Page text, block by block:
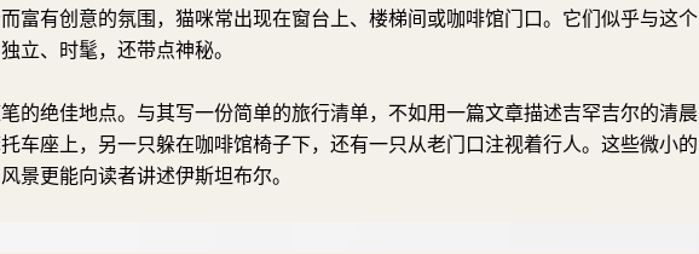
富有创意的氛围，猫咪常出现在窗台上、楼梯间或咖啡馆门口。它们似乎与这个
立、时髦，还带点神秘。
的绝佳地点。与其写一份简单的旅行清单，不如用一篇文章描述吉罕吉尔的清晨
车座上，另一只躲在咖啡馆椅子下，还有一只从老门口注视着行人。这些微小的
景更能向读者讲述伊斯坦布尔。